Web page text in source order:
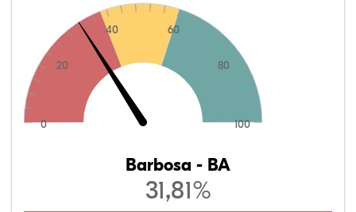
0
20
40 60
80
100
Barbosa - BA
31,81%